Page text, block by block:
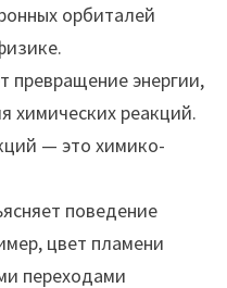
орбиталей
превращение энергии,
химических реакций.
— это химико-
поведение
цвет пламени
переходами